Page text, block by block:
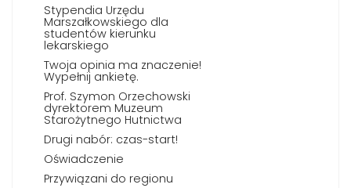
Stypendia Urzędu
Marszałkowskiego dla
studentów kierunku
lekarskiego
Twoja opinia ma znaczenie!
Wypełnij ankietę.
Prof. Szymon Orzechowski
dyrektorem Muzeum
Starożytnego Hutnictwa
Drugi nabór: czas-start!
Oświadczenie
Przywiązani do regionu